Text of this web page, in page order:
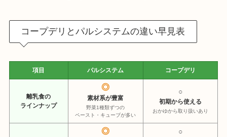
コープデリとパルシステムの違い早見表
項目 パルシステム コープデリ
離乳食の
ラインナップ
◎
素材系が豊富
野菜1種類ずつの
ペースト・キューブが多い
○
初期から使える
おかゆから取り扱いあり
◎ ○